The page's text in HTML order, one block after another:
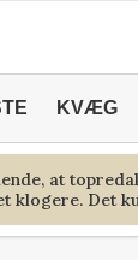
KVÆG
at
klogere. Det